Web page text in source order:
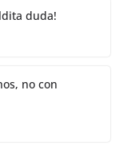
duda!
no con